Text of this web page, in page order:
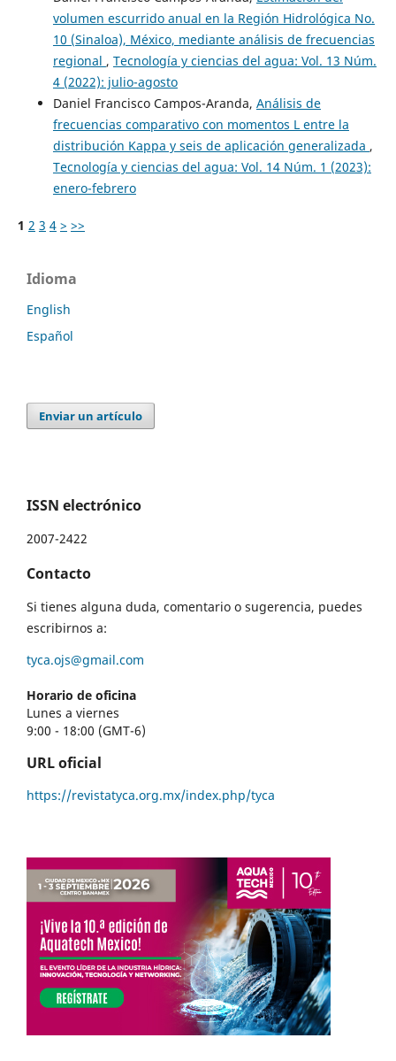
volumen escurrido anual en la Región Hidrológica No.
10 (Sinaloa), México, mediante análisis de frecuencias
regional , Tecnología y ciencias del agua: Vol. 13 Núm.
4 (2022): julio-agosto
Daniel Francisco Campos-Aranda, Análisis de
frecuencias comparativo con momentos L entre la
distribución Kappa y seis de aplicación generalizada ,
Tecnología y ciencias del agua: Vol. 14 Núm. 1 (2023):
enero-febrero
1 2 3 4 > >>
Idioma
English
Español
Enviar un artículo
ISSN electrónico
2007-2422
Contacto
Si tienes alguna duda, comentario o sugerencia, puedes
escribirnos a:
tyca.ojs@gmail.com
Horario de oficina
Lunes a viernes
9:00 - 18:00 (GMT-6)
URL oficial
https://revistatyca.org.mx/index.php/tyca